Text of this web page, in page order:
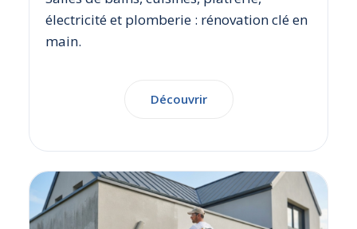
électricité et plomberie : rénovation clé en
main.
Découvrir